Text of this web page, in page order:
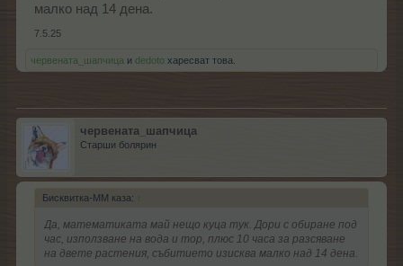
малко над 14 дена.
7.5.25
червената_шапчица и dedoto харесват това.
червената_шапчица
Старши болярин
Бисквитка-ММ каза: ↑
Да, математиката май нещо куца тук. Дори с обиране под
час, използване на вода и тор, плюс 10 часа за разсяване
на двете растения, събитието изисква малко над 14 дена.